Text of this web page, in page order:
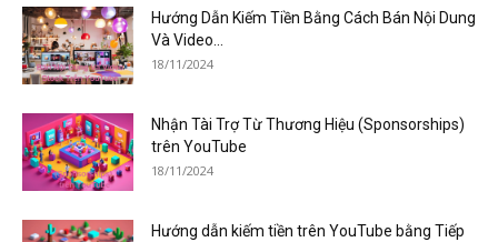
Hướng Dẫn Kiếm Tiền Bằng Cách Bán Nội Dung
Và Video...
18/11/2024
Nhận Tài Trợ Từ Thương Hiệu (Sponsorships)
trên YouTube
18/11/2024
Hướng dẫn kiếm tiền trên YouTube bằng Tiếp